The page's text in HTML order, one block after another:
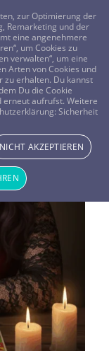
0800-8478266
zur Optimierung der
Remarketing und der
eine angenehmere
um Cookies zu
verwalten“, um eine
Arten von Cookies und
zu erhalten. Du kannst
Du die Cookie
erneut aufrufst. Weitere
Sicherheit
NICHT AKZEPTIEREN